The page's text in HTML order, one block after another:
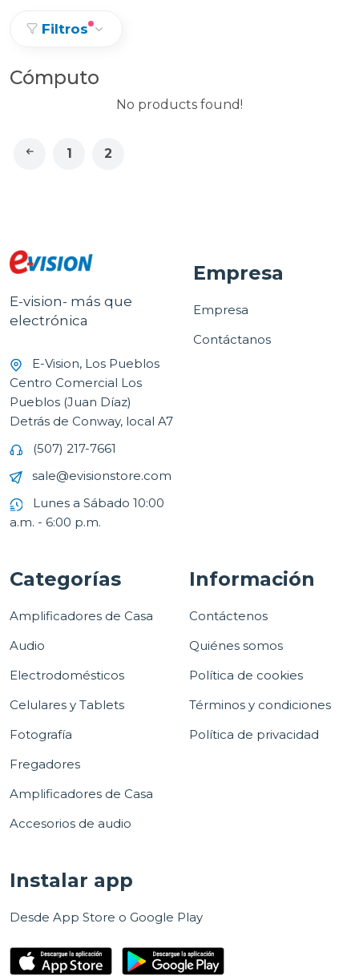
Filtros
Cómputo
No products found!
1 2
E-vision- más que
electrónica
E-Vision, Los Pueblos
Centro Comercial Los
Pueblos (Juan Díaz)
Detrás de Conway, local A7
(507) 217-7661
sale@evisionstore.com
Lunes a Sábado 10:00
a.m. - 6:00 p.m.
Empresa
Empresa
Contáctanos
Categorías
Amplificadores de Casa
Audio
Electrodomésticos
Celulares y Tablets
Fotografía
Fregadores
Amplificadores de Casa
Accesorios de audio
Información
Contáctenos
Quiénes somos
Política de cookies
Términos y condiciones
Política de privacidad
Instalar app
Desde App Store o Google Play